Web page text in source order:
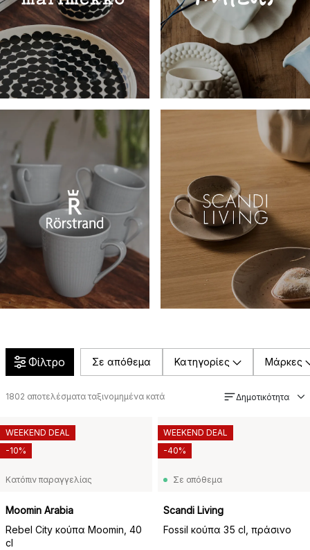
Φίλτρο Σε απόθεμα Κατηγορίες Μάρκες
1802 αποτελέσματα ταξινομημένα κατά Δημοτικότητα
Κατόπιν παραγγελίας
Moomin Arabia
Rebel City κούπα Moomin, 40
cl
WEEKEND DEAL
-10%
Σε απόθεμα
Scandi Living
Fossil κούπα 35 cl, πράσινο
WEEKEND DEAL
-40%